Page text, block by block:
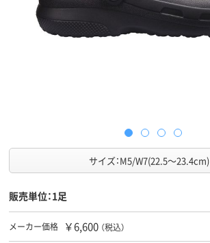
サイズ：M5/W7(22.5～23.4cm)
販売単位：1足
メーカー価格 ￥6,600 （税込）